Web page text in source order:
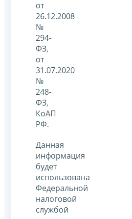
от
26.12.2008
№
294-
ФЗ,
от
31.07.2020
№
248-
ФЗ,
КоАП
РФ.
Данная
информация
будет
использована
Федеральной
налоговой
службой